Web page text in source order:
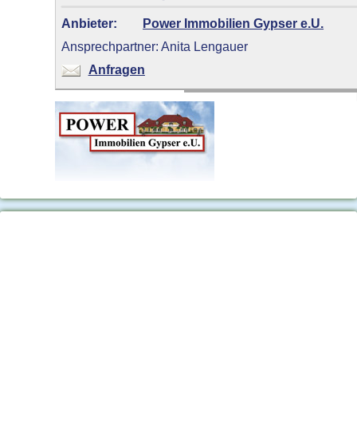
Anbieter:
Power Immobilien Gypser e.U.
Ansprechpartner: Anita Lengauer
Anfragen